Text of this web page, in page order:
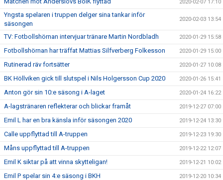
2020-02-07 17:10
Yngsta spelaren i truppen delger sina tankar inför
säsongen
2020-02-03 13:54
TV: Fotbollshörnan intervjuar tränare Martin Nordbladh 2020-01-29 15:58
Fotbollshörnan har träffat Mattias Silfverberg Folkesson 2020-01-29 15:00
Rutinerad räv fortsätter 2020-01-27 10:08
BK Höllviken gick till slutspel i Nils Holgersson Cup 2020 2020-01-26 15:41
Anton gör sin 10:e säsong i A-laget 2020-01-24 16:22
A-lagstränaren reflekterar och blickar framåt 2019-12-27 07:00
Emil L har en bra känsla inför säsongen 2020 2019-12-24 13:30
Calle uppflyttad till A-truppen 2019-12-23 19:30
Måns uppflyttad till A-truppen 2019-12-22 12:07
Emil K siktar på att vinna skytteligan! 2019-12-21 10:02
Emil P spelar sin 4:e säsong i BKH 2019-12-20 10:34